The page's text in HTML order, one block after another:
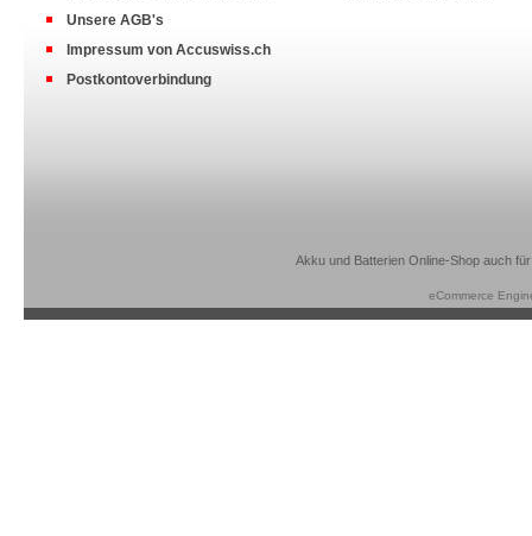
Unsere AGB's
Impressum von Accuswiss.ch
Postkontoverbindung
Akku und Batterien Online-Shop auch
eCommerce